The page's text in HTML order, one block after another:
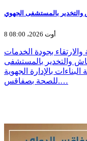
8 أوت 2026، 08:00
بجودة الخدمات
والتخدير بالمستشفى
بالإدارة الجهوية
للصحة بصفاقس.…